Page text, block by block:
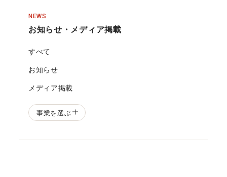
NEWS
お知らせ・メディア掲載
すべて
お知らせ
メディア掲載
事業を選ぶ